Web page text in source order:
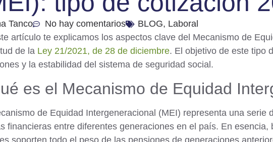
Tanco No hay comentarios BLOG, Laboral
artículo te explicamos los aspectos clave del Mecanismo de
de la Ley 21/2021, de 28 de diciembre. El objetivo de este tipo
y la estabilidad del sistema de seguridad social.
es el Mecanismo de Equidad
de Equidad Intergeneracional (MEI) representa una serie
financieras entre diferentes generaciones en el país. En
soporten todo el peso de las pensiones de generaciones